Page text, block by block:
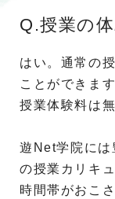
Q.授業の
はい。通常の
ことができます
授業体験料は無
遊Net学院には
の授業カリキ
時間帯がおこ